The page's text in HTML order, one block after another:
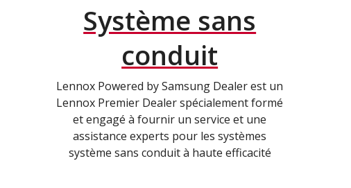
Système sans
conduit
Lennox Powered by Samsung Dealer est un
Lennox Premier Dealer spécialement formé
et engagé à fournir un service et une
assistance experts pour les systèmes
système sans conduit à haute efficacité